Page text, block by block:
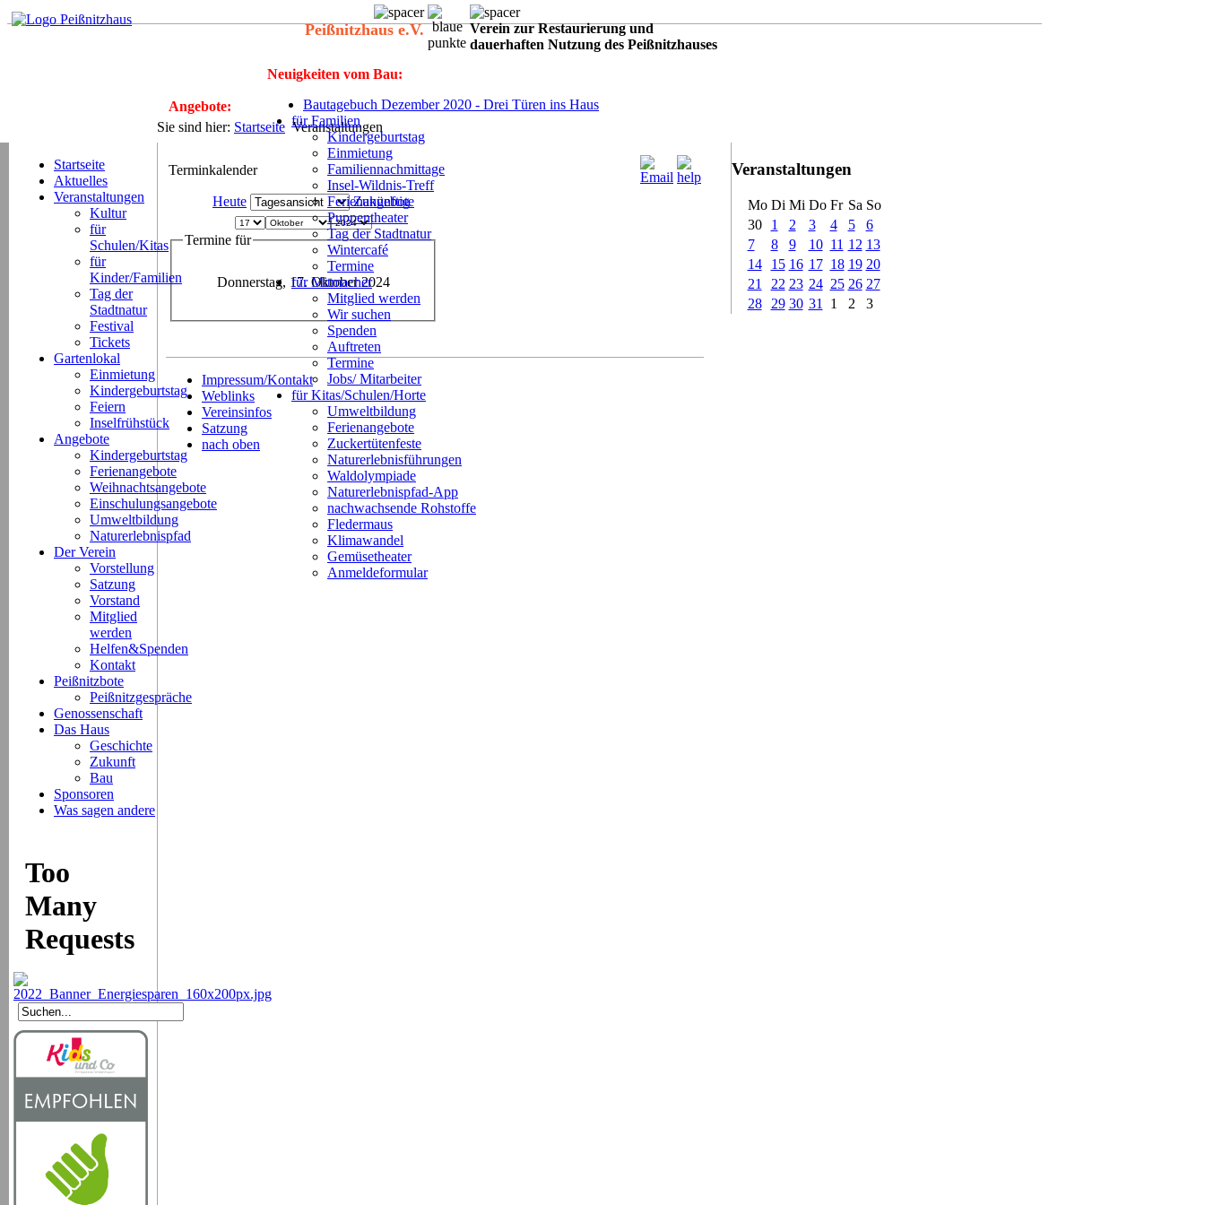
Peißnitzhaus e.V.
Verein zur Restaurierung und
dauerhaften Nutzung des Peißnitzhauses
Neuigkeiten vom Bau:
Bautagebuch Dezember 2020 - Drei Türen ins Haus
für Familien
Kindergeburtstag
Einmietung
Familiennachmittage
Insel-Wildnis-Treff
Ferienangebote
Puppentheater
Tag der Stadtnatur
Wintercafé
Termine
für Mitmacher
Mitglied werden
Wir suchen
Spenden
Auftreten
Termine
Jobs/ Mitarbeiter
für Kitas/Schulen/Horte
Umweltbildung
Ferienangebote
Zuckertütenfeste
Naturerlebnisführungen
Waldolympiade
Naturerlebnispfad-App
nachwachsende Rohstoffe
Fledermaus
Klimawandel
Gemüsetheater
Anmeldeformular
Angebote:
Sie sind hier: Startseite Veranstaltungen
Startseite
Aktuelles
Veranstaltungen
Kultur
für
Schulen/Kitas
für
Kinder/Familien
Tag der
Stadtnatur
Festival
Tickets
Gartenlokal
Einmietung
Kindergeburtstag
Feiern
Inselfrühstück
Angebote
Kindergeburtstag
Ferienangebote
Weihnachtsangebote
Einschulungsangebote
Umweltbildung
Naturerlebnispfad
Der Verein
Vorstellung
Satzung
Vorstand
Mitglied
werden
Helfen&Spenden
Kontakt
Peißnitzbote
Peißnitzgespräche
Genossenschaft
Das Haus
Geschichte
Zukunft
Bau
Sponsoren
Was sagen andere
Veranstaltungen
Mo Di Mi Do Fr Sa So
30
1 2 3 4 5
6
7
8 9 10 11 12 13
14
15 16 17 18 19 20
21
22 23 24 25 26 27
28
29 30 31 1 2 3
Terminkalender
Heute Zukünftig
Termine für
Donnerstag, 17. Oktober 2024
Impressum/Kontakt
Weblinks
Vereinsinfos
Satzung
nach oben